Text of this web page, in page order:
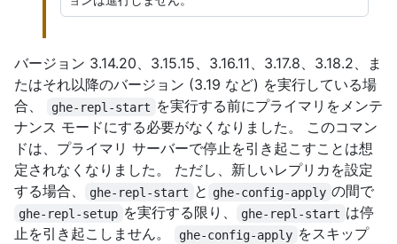
バージョン 3.14.20、3.15.15、3.16.11、3.17.8、3.18.2、ま
たはそれ以降のバージョン (3.19 など) を実行している場
合、
ghe-repl-start を実行する前にプライマリをメンテ
ナンス モードにする必要がなくなりました。 このコマン
ドは、プライマリ サーバーで停止を引き起こすことは想
定されなくなりました。 ただし、新しいレプリカを設定
する場合、
ghe-repl-start と ghe-config-apply の間で
ghe-repl-setup を実行する限り、 ghe-repl-start は停
止を引き起こしません。
ghe-config-apply をスキップ